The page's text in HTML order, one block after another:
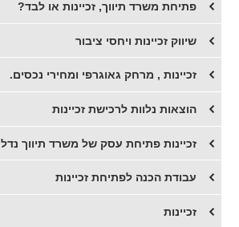
​פתיחת משרד תיווך, זכיינות או לבד?
שיווק זכיינות ויחסי ציבור
זכיינות , מרחק גאוגרפי ומחירי נכסים.
הוצאות נלוות לרכישת זכיינות
זכיינות פתיחת עסק של משרד תיווך נדל
עבודת הכנה לפתיחת זכיינות
זכיינות